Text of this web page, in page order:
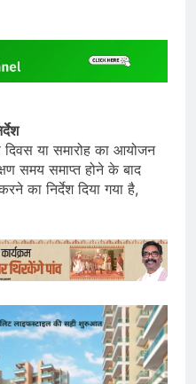
या समारोह का आयोजन
समय समाप्त होने के बाद
का निर्देश दिया गया है,